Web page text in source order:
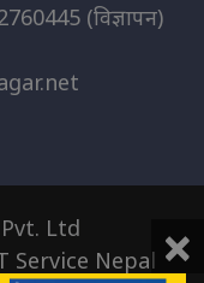
(विज्ञापन)
Ltd
Service Nepal ×